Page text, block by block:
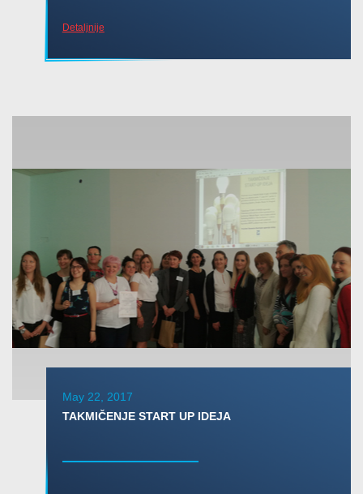
Detaljnije
May 22, 2017
TAKMIČENJE START UP IDEJA